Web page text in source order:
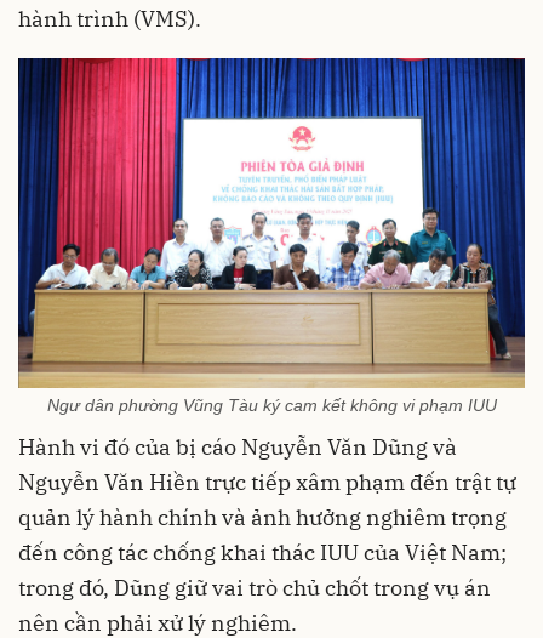
hành trình (VMS).
Ngư dân phường Vũng Tàu ký cam kết không vi phạm IUU
Hành vi đó của bị cáo Nguyễn Văn Dũng và
Nguyễn Văn Hiền trực tiếp xâm phạm đến trật tự
quản lý hành chính và ảnh hưởng nghiêm trọng
đến công tác chống khai thác IUU của Việt Nam;
trong đó, Dũng giữ vai trò chủ chốt trong vụ án
nên cần phải xử lý nghiêm.